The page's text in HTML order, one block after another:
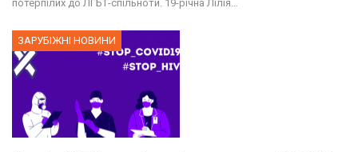
потерпілих до ЛГБТ-спільноти. 19-річна Лілія…
ЗАРУБІЖНІ НОВИНИ